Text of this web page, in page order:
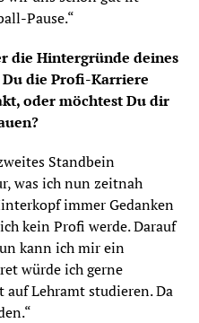
Pause.“
die Hintergründe deines
Du die Profi-Karriere
oder möchtest Du dir
Standbein
was ich nun zeitnah
immer Gedanken
kein Profi werde. Darauf
kann ich mir ein
würde ich gerne
Lehramt studieren. Da